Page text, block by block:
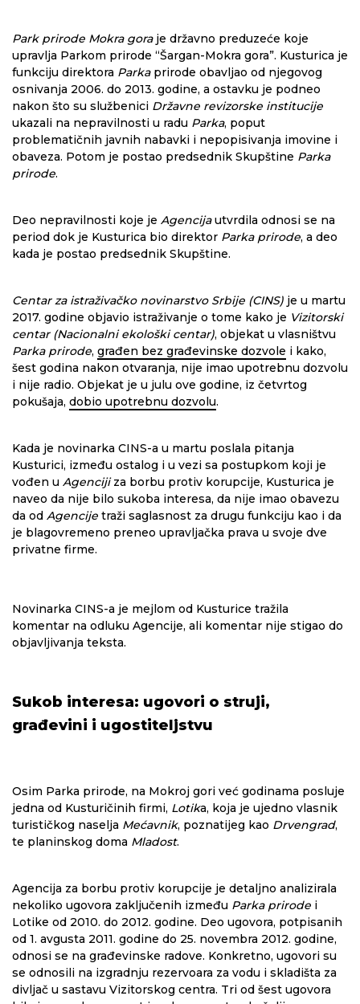
Park prirode Mokra goraje državno preduzeće koje
upravlja Parkom prirode “Šargan-Mokra gora”. Kusturica je
funkciju direktora Parkaprirode obavljao od njegovog
osnivanja 2006. do 2013. godine, a ostavku je podneo
nakon što su službenici Državne revizorske institucije
ukazali na nepravilnosti u radu Parka, poput
problematičnih javnih nabavki i nepopisivanja imovine i
obaveza. Potom je postao predsednik Skupštine Parka
prirode.
Deo nepravilnosti koje je Agencijautvrdila odnosi se na
period dok je Kusturica bio direktor Parka prirode, a deo
kada je postao predsednik Skupštine.
Centar za istraživačko novinarstvo Srbije (CINS) je u martu
2017. godine objavio istraživanje o tome kako je Vizitorski
centar (Nacionalni ekološki centar), objekat u vlasništvu
Parka prirode, građen bez građevinske dozvole i kako,
šest godina nakon otvaranja, nije imao upotrebnu dozvolu
i nije radio. Objekat je u julu ove godine, iz četvrtog
pokušaja, dobio upotrebnu dozvolu.
Kada je novinarka CINS-a u martu poslala pitanja
Kusturici, između ostalog i u vezi sa postupkom koji je
vođen u Agencijiza borbu protiv korupcije, Kusturica je
naveo da nije bilo sukoba interesa, da nije imao obavezu
da od Agencije traži saglasnost za drugu funkciju kao i da
je blagovremeno preneo upravljačka prava u svoje dve
privatne firme.
Novinarka CINS-a je mejlom od Kusturice tražila
komentar na odluku Agencije, ali komentar nije stigao do
objavljivanja teksta.
Sukob interesa: ugovori o struji,
građevini i ugostiteljstvu
Osim Parka prirode, na Mokroj gori već godinama posluje
jedna od Kusturičinih firmi, Lotika, koja je ujedno vlasnik
turističkog naselja Mećavnik, poznatijeg kao Drvengrad,
te planinskog doma Mladost.
Agencija za borbu protiv korupcije je detaljno analizirala
nekoliko ugovora zaključenih između Parka prirode i
Lotike od 2010. do 2012. godine. Deo ugovora, potpisanih
od 1. avgusta 2011. godine do 25. novembra 2012. godine,
odnosi se na građevinske radove. Konkretno, ugovori su
se odnosili na izgradnju rezervoara za vodu i skladišta za
divljač u sastavu Vizitorskog centra. Tri od šest ugovora